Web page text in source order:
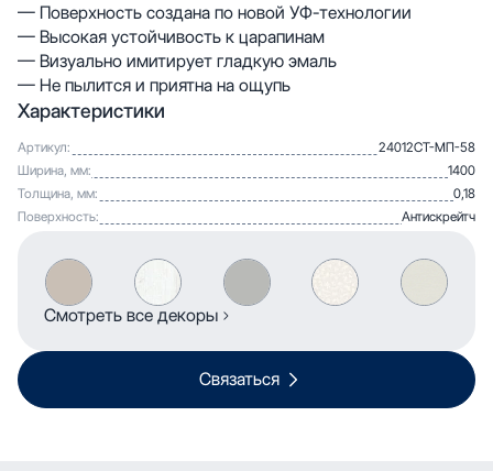
— Поверхность создана по новой УФ-технологии
— Высокая устойчивость к царапинам
— Визуально имитирует гладкую эмаль
— Не пылится и приятна на ощупь
Характеристики
Артикул:
24012СТ-МП-58
Ширина, мм:
1400
Толщина, мм:
0,18
Поверхность:
Антискрейтч
Смотреть все декоры
Связаться